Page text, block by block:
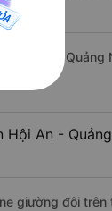
Hội An - Quảng
Hội An -
giường đôi